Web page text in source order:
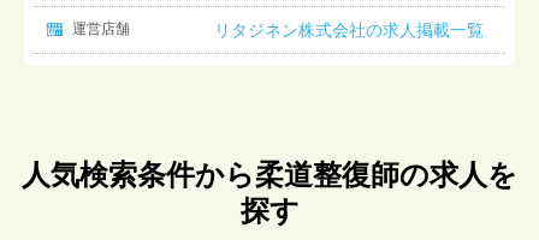
運営店舗 リタジネン株式会社の求人掲載一覧
人気検索条件から柔道整復師の求人を
探す